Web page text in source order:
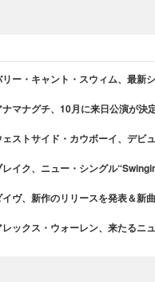
リー・キャント・スウィム、最
ナマナグチ、10月に来日公演が決
ェストサイド・カウボーイ、デビ
レイク、ニュー・シングル
イヴ、新作のリリースを発表＆新
レックス・ウォーレン、来たるニ